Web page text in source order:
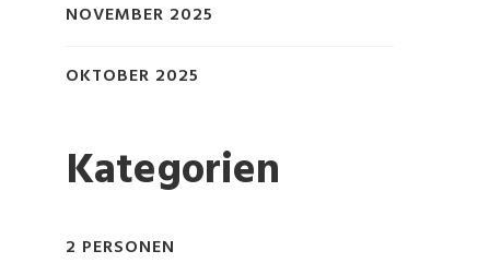
NOVEMBER 2025
OKTOBER 2025
Kategorien
2 PERSONEN